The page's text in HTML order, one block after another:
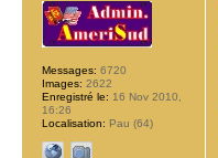
Messages: 6720
Images: 2622
Enregistré le: 16 Nov 2010,
16:26
Localisation: Pau (64)